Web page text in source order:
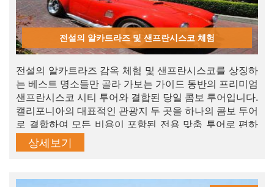
전설의 알카트라즈 및 샌프란시스코 체험
전설의 알카트라즈 감옥 체험 및 샌프란시스코를 상징하
는 베스트 명소들만 골라 가보는 가이드 동반의 프리미엄
샌프란시스코 시티 투어와 결합된 당일 콤보 투어입니다.
캘리포니아의 대표적인 관광지 두 곳을 하나의 콤보 투어
로 결합하여 모든 비용이 포함된 전용 맞춤 투어로 편하
게, 걱정 없이 관광하실 수 있습니다. 지금 바로 예약하시
고 미스터리 알카트라즈의 ‘위대한 탈출’을 직접 확인해
아를 방문하는 분들이라면 반드시 가봐야 할 매력적인 관
상세보기